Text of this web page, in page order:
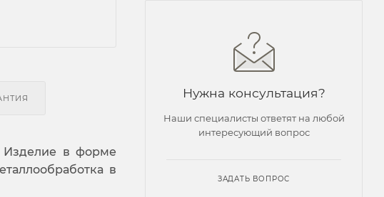
Изделие в форме
в
Нужна консультация?
Наши специалисты ответят на любой
интересующий вопрос
ЗАДАТЬ ВОПРОС